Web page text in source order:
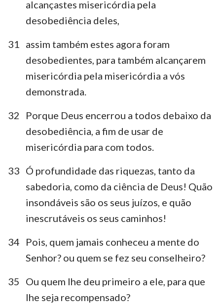
alcançastes misericórdia pela
desobediência deles,
31
assim também estes agora foram
desobedientes, para também alcançarem
misericórdia pela misericórdia a vós
demonstrada.
32
Porque Deus encerrou a todos debaixo da
desobediência, a fim de usar de
misericórdia para com todos.
33 Ó profundidade das riquezas, tanto da
sabedoria, como da ciência de Deus! Quão
insondáveis são os seus juízos, e quão
inescrutáveis os seus caminhos!
34
Pois, quem jamais conheceu a mente do
Senhor? ou quem se fez seu conselheiro?
35
Ou quem lhe deu primeiro a ele, para que
lhe seja recompensado?